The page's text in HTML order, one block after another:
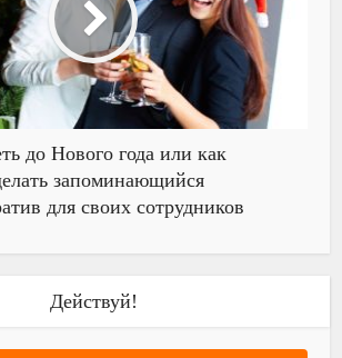
до Нового года или как
запоминающийся
для своих сотрудников
Действуй!